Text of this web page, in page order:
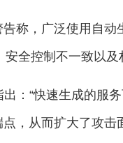
称，广泛使用自
全控制不一致以及
出：“快速生成的服
，从而扩大了攻